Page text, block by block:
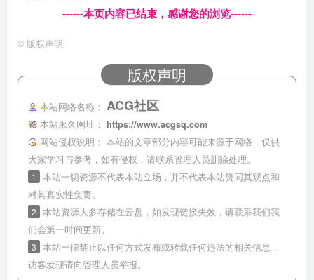
------本页内容已结束，感谢您的浏览------
© 版权声明
版权声明
本站网络名称： ACG社区
本站永久网址：
https://www.acgsq.com
网站侵权说明： 本站的文章部分内容可能来源于网络，仅供
大家学习与参考，如有侵权，请联系管理人员删除处理。
1
本站一切资源不代表本站立场，并不代表本站赞同其观点和
对其真实性负责。
2 本站资源大多存储在云盘，如发现链接失效，请联系我们我
们会第一时间更新。
3 本站一律禁止以任何方式发布或转载任何违法的相关信息，
访客发现请向管理人员举报。